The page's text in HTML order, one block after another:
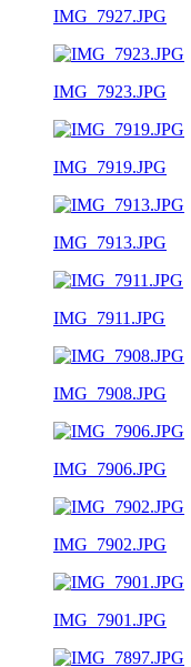
IMG_7927.JPG
IMG_7923.JPG
IMG_7919.JPG
IMG_7913.JPG
IMG_7911.JPG
IMG_7908.JPG
IMG_7906.JPG
IMG_7902.JPG
IMG_7901.JPG